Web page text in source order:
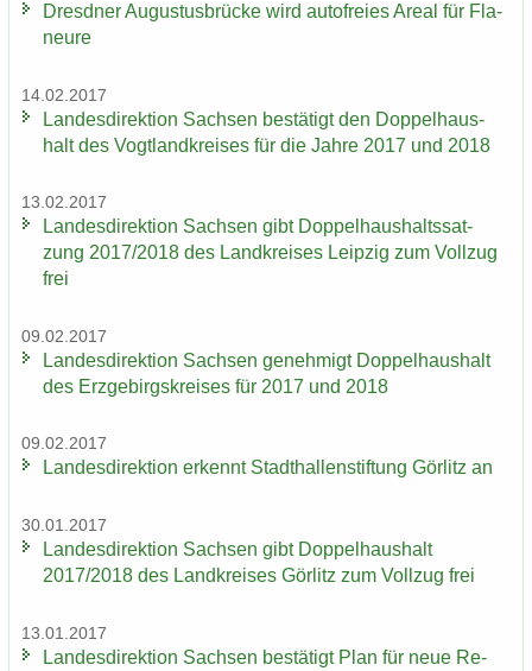
Dresd­ner Au­gus­tus­brü­cke wird au­to­frei­es Areal für Fla­
neu­re
14.02.2017
Lan­des­di­rek­ti­on Sach­sen be­stä­tigt den Dop­pel­haus­
halt des Vogt­land­krei­ses für die Jahre 2017 und 2018
13.02.2017
Lan­des­di­rek­ti­on Sach­sen gibt Dop­pel­haus­halts­sat­
zung 2017/2018 des Land­krei­ses Leip­zig zum Voll­zug
frei
09.02.2017
Lan­des­di­rek­ti­on Sach­sen ge­neh­migt Dop­pel­haus­halt
des Erz­ge­birgs­krei­ses für 2017 und 2018
09.02.2017
Lan­des­di­rek­ti­on er­kennt Stadt­hal­len­stif­tung Gör­litz an
30.01.2017
Lan­des­di­rek­ti­on Sach­sen gibt Dop­pel­haus­halt
2017/2018 des Land­krei­ses Gör­litz zum Voll­zug frei
13.01.2017
Lan­des­di­rek­ti­on Sach­sen be­stä­tigt Plan für neue Re­